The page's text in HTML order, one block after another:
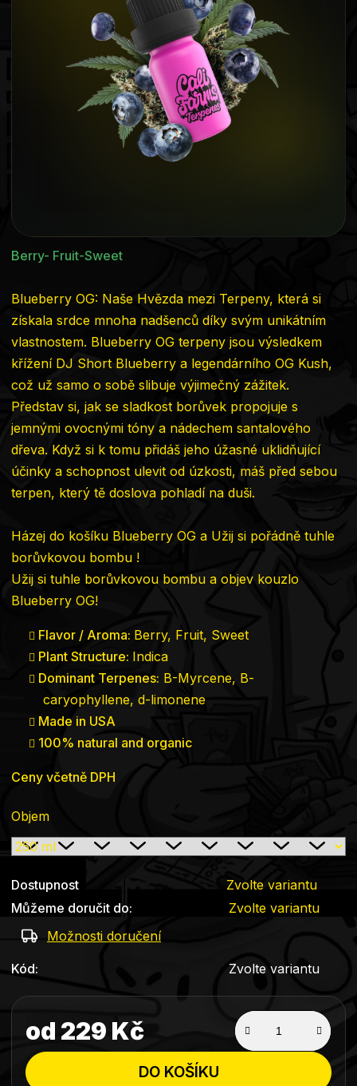
Berry- Fruit-Sweet
Blueberry OG: Naše Hvězda mezi Terpeny, která si
získala srdce mnoha nadšenců díky svým unikátním
vlastnostem. Blueberry OG terpeny jsou výsledkem
křížení DJ Short Blueberry a legendárního OG Kush,
což už samo o sobě slibuje výjimečný zážitek.
Představ si, jak se sladkost borůvek propojuje s
jemnými ovocnými tóny a nádechem santalového
dřeva. Když si k tomu přidáš jeho úžasné uklidňující
účinky a schopnost ulevit od úzkosti, máš před sebou
terpen, který tě doslova pohladí na duši.
Házej do košíku Blueberry OG a Užij si pořádně tuhle
borůvkovou bombu !
Užij si tuhle borůvkovou bombu a objev kouzlo
Blueberry OG!
Flavor / Aroma: Berry, Fruit, Sweet
Plant Structure: Indica
Dominant Terpenes: B-Myrcene, B-
caryophyllene, d-limonene
Made in USA
100% natural and organic
Ceny včetně DPH
Objem
Dostupnost
Zvolte variantu
Můžeme doručit do:
Zvolte variantu
Možnosti doručení
Kód: Zvolte variantu
od 229 Kč
Měrná cena:
DO KOŠÍKU